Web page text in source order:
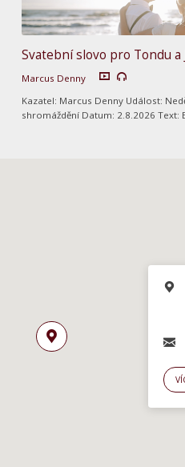
Svatební slovo pro Tondu a
Marcus Denny
Kazatel: Marcus Denny Událost:
shromáždění Datum: 2.8.2026 Text: